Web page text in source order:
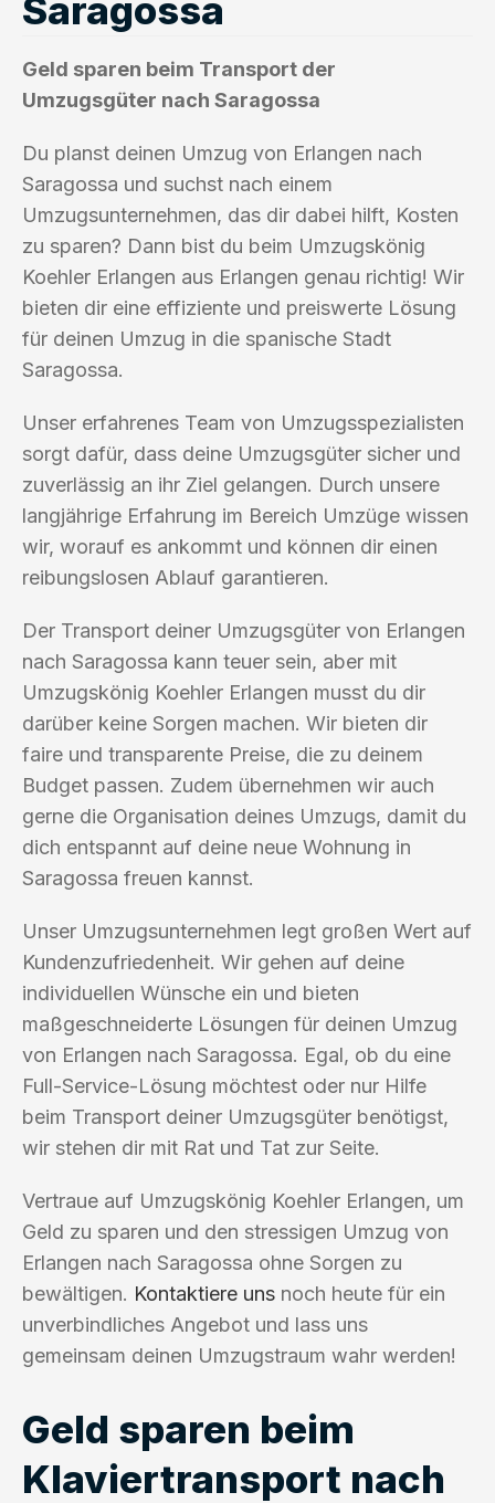
Saragossa
Geld sparen beim Transport der
Umzugsgüter nach Saragossa
Du planst deinen Umzug von Erlangen nach
Saragossa und suchst nach einem
Umzugsunternehmen, das dir dabei hilft, Kosten
zu sparen? Dann bist du beim Umzugskönig
Koehler Erlangen aus Erlangen genau richtig! Wir
bieten dir eine effiziente und preiswerte Lösung
für deinen Umzug in die spanische Stadt
Saragossa.
Unser erfahrenes Team von Umzugsspezialisten
sorgt dafür, dass deine Umzugsgüter sicher und
zuverlässig an ihr Ziel gelangen. Durch unsere
langjährige Erfahrung im Bereich Umzüge wissen
wir, worauf es ankommt und können dir einen
reibungslosen Ablauf garantieren.
Der Transport deiner Umzugsgüter von Erlangen
nach Saragossa kann teuer sein, aber mit
Umzugskönig Koehler Erlangen musst du dir
darüber keine Sorgen machen. Wir bieten dir
faire und transparente Preise, die zu deinem
Budget passen. Zudem übernehmen wir auch
gerne die Organisation deines Umzugs, damit du
dich entspannt auf deine neue Wohnung in
Saragossa freuen kannst.
Unser Umzugsunternehmen legt großen Wert auf
Kundenzufriedenheit. Wir gehen auf deine
individuellen Wünsche ein und bieten
maßgeschneiderte Lösungen für deinen Umzug
von Erlangen nach Saragossa. Egal, ob du eine
Full-Service-Lösung möchtest oder nur Hilfe
beim Transport deiner Umzugsgüter benötigst,
wir stehen dir mit Rat und Tat zur Seite.
Vertraue auf Umzugskönig Koehler Erlangen, um
Geld zu sparen und den stressigen Umzug von
Erlangen nach Saragossa ohne Sorgen zu
bewältigen. Kontaktiere uns noch heute für ein
unverbindliches Angebot und lass uns
gemeinsam deinen Umzugstraum wahr werden!
Geld sparen beim
Klaviertransport nach